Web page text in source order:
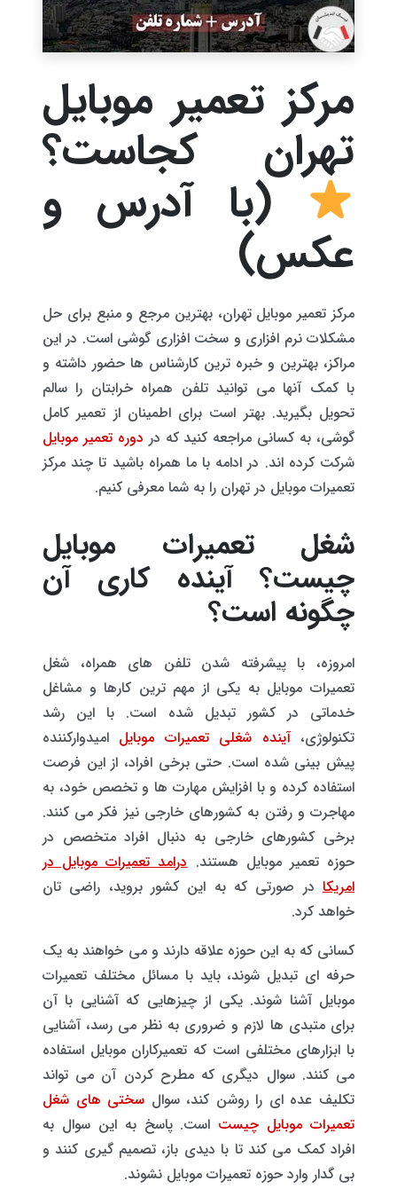
مرکز تعمیر موبایل
تهران کجاست؟
(با آدرس و
عکس)
مرکز تعمیر موبایل تهران، بهترین مرجع و منبع برای حل
مشکلات نرم افزاری و سخت افزاری گوشی است. در این
مراکز، بهترین و خبره ترین کارشناس ها حضور داشته و
با کمک آنها می توانید تلفن همراه خرابتان را سالم
تحویل بگیرید. بهتر است برای اطمینان از تعمیر کامل
گوشی، به کسانی مراجعه کنید که در دوره تعمیر موبایل
شرکت کرده اند. در ادامه با ما همراه باشید تا چند مرکز
تعمیرات موبایل در تهران را به شما معرفی کنیم.
شغل تعمیرات موبایل
چیست؟ آینده کاری آن
چگونه است؟
امروزه، با پیشرفته شدن تلفن های همراه، شغل
تعمیرات موبایل به یکی از مهم ترین کارها و مشاغل
خدماتی در کشور تبدیل شده است. با این رشد
تکنولوژی،آینده شغلی تعمیرات موبایل امیدوارکننده
پیش بینی شده است. حتی برخی افراد، از این فرصت
استفاده کرده و با افزایش مهارت ها و تخصص خود، به
مهاجرت و رفتن به کشورهای خارجی نیز فکر می کنند.
برخی کشورهای خارجی به دنبال افراد متخصص در
حوزه تعمیر موبایل هستند.درامد تعمیرات موبایل در
امریکا در صورتی که به این کشور بروید، راضی تان
خواهد کرد.
کسانی که به این حوزه علاقه دارند و می خواهند به یک
حرفه ای تبدیل شوند، باید با مسائل مختلف تعمیرات
موبایل آشنا شوند. یکی از چیزهایی که آشنایی با آن
برای متبدی ها لازم و ضروری به نظر می رسد، آشنایی
با ابزارهای مختلفی است که تعمیرکاران موبایل استفاده
می کنند. سوال دیگری که مطرح کردن آن می تواند
تکلیف عده ای را روشن کند، سوال سختی های شغل
تعمیرات موبایل چیست است. پاسخ به این سوال به
افراد کمک می کند تا با دیدی باز، تصمیم گیری کنند و
بی گدار وارد حوزه تعمیرات موبایل نشوند.